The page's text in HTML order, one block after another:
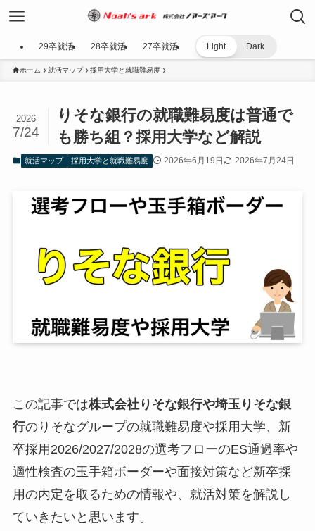
29卒就活 28卒就活 27卒就活 Light Dark
ホーム 就活マップ 採用大学と就職難易度
りそな銀行の就職難易度は普通で
も勝ち組？採用大学など解説
2026
7/24
就活マップ 採用大学と就職難易度 2026年6月19日 2026年7月24日
この記事では株式会社りそな銀行や埼玉りそな銀
行のりそなグループの就職難易度や採用大学、新
卒採用2026/2027/2028の選考フローのES通過率や
適性検査の玉手箱ボーダーや面接対策など新卒採
用の内定を取るための情報や、就活対策を解説し
ていきたいと思います。